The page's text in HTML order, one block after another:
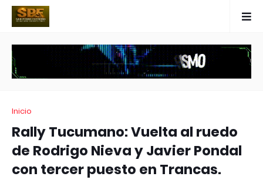
Inicio
Rally Tucumano: Vuelta al ruedo
de Rodrigo Nieva y Javier Pondal
con tercer puesto en Trancas.